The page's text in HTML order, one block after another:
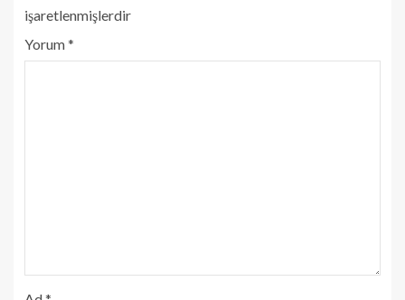
işaretlenmişlerdir
Yorum*